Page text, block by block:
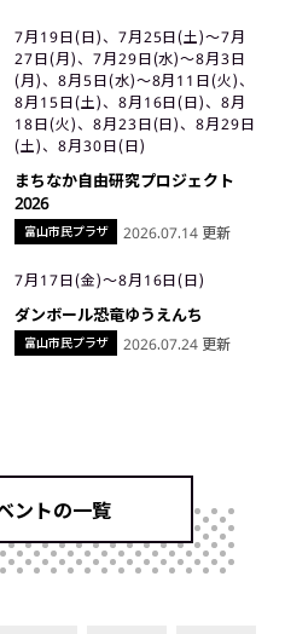
富山市民プラザ
7月19日(日)、7月25日(土)〜7月
27日(月)、7月29日(水)〜8月3日
(月)、8月5日(水)〜8月11日(火)、
8月15日(土)、8月16日(日)、8月
18日(火)、8月23日(日)、8月29日
(土)、8月30日(日)
まちなか自由研究プロジェクト
2026
2026.07.14 更新
富山市民プラザ
7月17日(金)〜8月16日(日)
ダンボール恐竜ゆうえんち
2026.07.24 更新
ントの一覧